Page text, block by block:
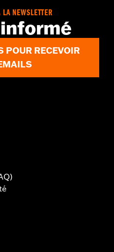
NEWSLETTER
POUR RECEVOIR